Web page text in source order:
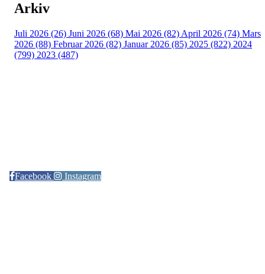
Arkiv
Juli 2026 (26) Juni 2026 (68) Mai 2026 (82) April 2026 (74) Mars
2026 (88) Februar 2026 (82) Januar 2026 (85) 2025 (822) 2024
(799) 2023 (487)
Facebook Instagram